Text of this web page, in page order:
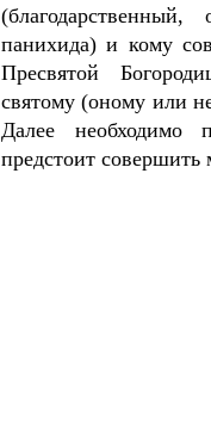
панихида) и кому
Пресвятой
святому (оному или
Далее необходимо
предстоит совершить